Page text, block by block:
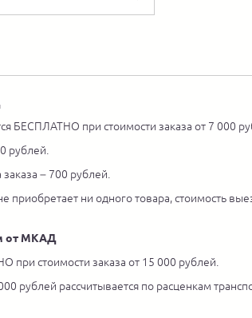
БЕСПЛАТНО при стоимости заказа от 7 000
рублей.
– 700 рублей.
приобретает ни одного товара, стоимость
от МКАД
при стоимости заказа от 15 000 рублей.
рублей рассчитывается по расценкам